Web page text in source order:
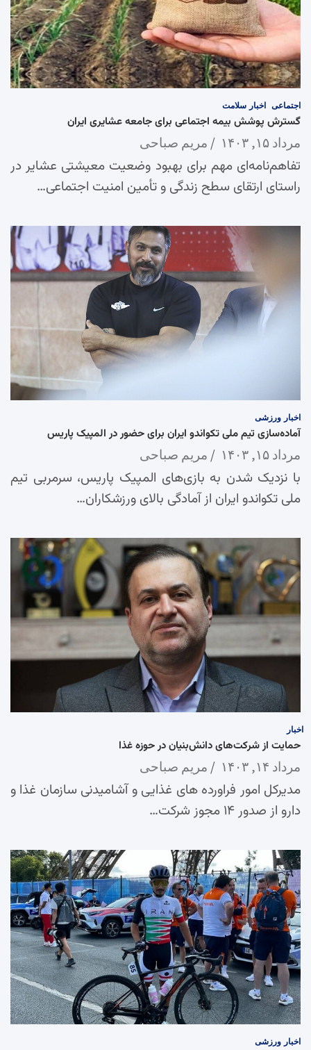
اجتماعی اخبار سلامت
گسترش پوشش بیمه اجتماعی برای جامعه عشایری ایران
مرداد ۱۵, ۱۴۰۳ مریم صباحی
تفاهم‌نامه‌ای مهم برای بهبود وضعیت معیشتی عشایر در
راستای ارتقای سطح زندگی و تأمین امنیت اجتماعی…
اخبار ورزشی
آماده‌سازی تیم ملی تکواندو ایران برای حضور در المپیک پاریس
مرداد ۱۵, ۱۴۰۳ مریم صباحی
با نزدیک شدن به بازی‌های المپیک پاریس، سرمربی تیم
ملی تکواندو ایران از آمادگی بالای ورزشکاران…
اخبار
حمایت از شرکت‌های دانش‌بنیان در حوزه غذا
مرداد ۱۴, ۱۴۰۳ مریم صباحی
مدیرکل امور فراورده های غذایی و آشامیدنی سازمان غذا و
دارو از صدور ۱۴ مجوز شرکت…
اخبار ورزشی